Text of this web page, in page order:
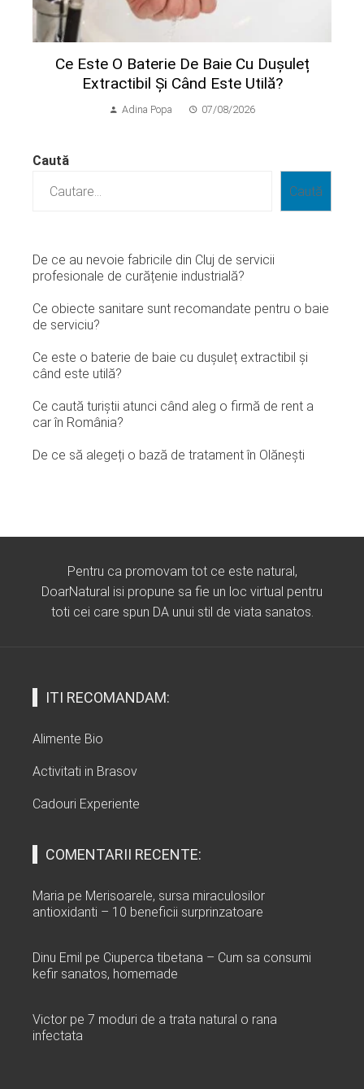
Ce Este O Baterie De Baie Cu Dușuleț
Extractibil Și Când Este Utilă?
Adina Popa 07/08/2026
Caută
Caută
De ce au nevoie fabricile din Cluj de servicii
profesionale de curățenie industrială?
Ce obiecte sanitare sunt recomandate pentru o baie
de serviciu?
Ce este o baterie de baie cu dușuleț extractibil și
când este utilă?
Ce caută turiștii atunci când aleg o firmă de rent a
car în România?
De ce să alegeți o bază de tratament în Olănești
Pentru ca promovam tot ce este natural,
DoarNatural isi propune sa fie un loc virtual pentru
toti cei care spun DA unui stil de viata sanatos.
ITI RECOMANDAM:
Alimente Bio
Activitati in Brasov
Cadouri Experiente
COMENTARII RECENTE:
Maria pe Merisoarele, sursa miraculosilor
antioxidanti – 10 beneficii surprinzatoare
Dinu Emil pe Ciuperca tibetana – Cum sa consumi
kefir sanatos, homemade
Victor pe 7 moduri de a trata natural o rana
infectata